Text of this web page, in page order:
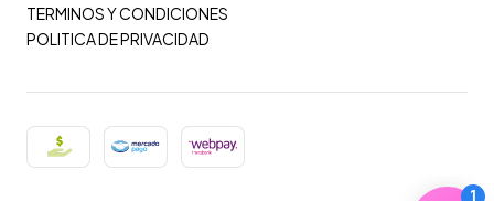
TERMINOS Y CONDICIONES
POLITICA DE PRIVACIDAD